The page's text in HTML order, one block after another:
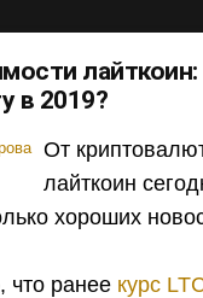
в 2019?
От
лайткоин
хороших
что ранее курс